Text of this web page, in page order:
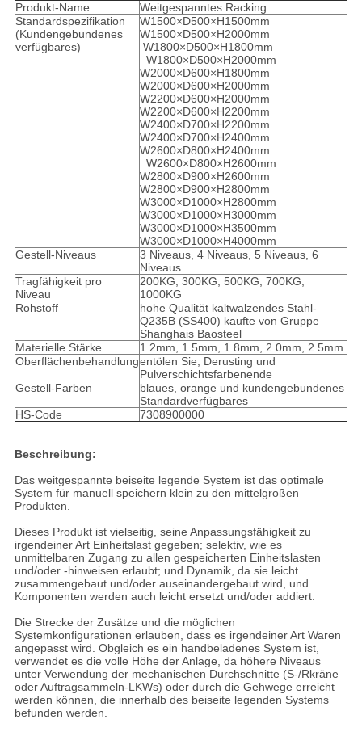
Produkt-Name
Weitgespanntes Racking
Standardspezifikation
(Kundengebundenes
verfügbares)
W1500×D500×H1500mm
W1500×D500×H2000mm
W1800×D500×H1800mm
W1800×D500×H2000mm
W2000×D600×H1800mm
W2000×D600×H2000mm
W2200×D600×H2000mm
W2200×D600×H2200mm
W2400×D700×H2200mm
W2400×D700×H2400mm
W2600×D800×H2400mm
W2600×D800×H2600mm
W2800×D900×H2600mm
W2800×D900×H2800mm
W3000×D1000×H2800mm
W3000×D1000×H3000mm
W3000×D1000×H3500mm
W3000×D1000×H4000mm
Gestell-Niveaus
3 Niveaus, 4 Niveaus, 5 Niveaus, 6
Niveaus
Tragfähigkeit pro
Niveau
200KG, 300KG, 500KG, 700KG,
1000KG
Rohstoff
hohe Qualität kaltwalzendes Stahl-
Q235B (SS400) kaufte von Gruppe
Shanghais Baosteel
Materielle Stärke
1.2mm, 1.5mm, 1.8mm, 2.0mm, 2.5mm
Oberflächenbehandlungentölen Sie, Derusting und
Pulverschichtsfarbenende
Gestell-Farben
blaues, orange und kundengebundenes
Standardverfügbares
HS-Code
7308900000
Beschreibung:
Das weitgespannte beiseite legende System ist das optimale
System für manuell speichern klein zu den mittelgroßen
Produkten.
Dieses Produkt ist vielseitig, seine Anpassungsfähigkeit zu
irgendeiner Art Einheitslast gegeben; selektiv, wie es
unmittelbaren Zugang zu allen gespeicherten Einheitslasten
und/oder -hinweisen erlaubt; und Dynamik, da sie leicht
zusammengebaut und/oder auseinandergebaut wird, und
Komponenten werden auch leicht ersetzt und/oder addiert.
Die Strecke der Zusätze und die möglichen
Systemkonfigurationen erlauben, dass es irgendeiner Art Waren
angepasst wird. Obgleich es ein handbeladenes System ist,
verwendet es die volle Höhe der Anlage, da höhere Niveaus
unter Verwendung der mechanischen Durchschnitte (S-/Rkräne
oder Auftragsammeln-LKWs) oder durch die Gehwege erreicht
werden können, die innerhalb des beiseite legenden Systems
befunden werden.